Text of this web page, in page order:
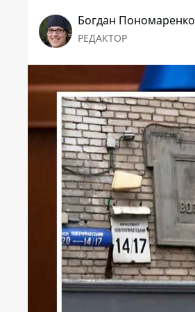
Богдан Пономаренко
РЕДАКТОР